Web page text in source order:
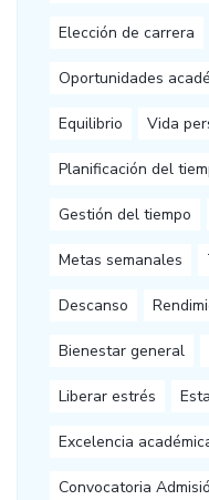
Elección de carrera
Oportunidades
Equilibrio Vida
Planificación del
Gestión del tiempo
Metas semanales
Descanso
Bienestar general
Liberar estrés
Excelencia
Convocatoria